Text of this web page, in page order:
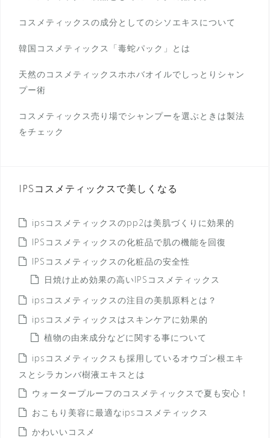
コスメティックスの成分としてのシソエキスについて
韓国コスメティックス「毒蛇パック」とは
天然のコスメティックスホホバオイルでしっとりシャン
プー術
コスメティックス売り場でシャンプーを選ぶときは製法
をチェック
IPSコスメティックスで美しくなる
ipsコスメティックスのpp2は美肌づくりに効果的
IPSコスメティックスの化粧品で肌の機能を回復
IPSコスメティックスの化粧品の安全性
日焼け止め効果の高いIPSコスメティックス
ipsコスメティックスの注目の美肌原料とは？
ipsコスメティックスはスキンケアに効果的
植物の由来成分などに関する事について
ipsコスメティックスも採用しているオウゴン根エキ
スとシラカンバ樹液エキスとは
ウォータープルーフのコスメティックスで夏も安心！
おこもり美容に最適なipsコスメティックス
かわいいコスメ